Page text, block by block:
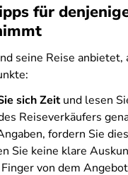
für
seine Reise anbietet,
sich Zeitund lesen
Reiseverkäufers
fordern Sie
Sie keine klare
von dem